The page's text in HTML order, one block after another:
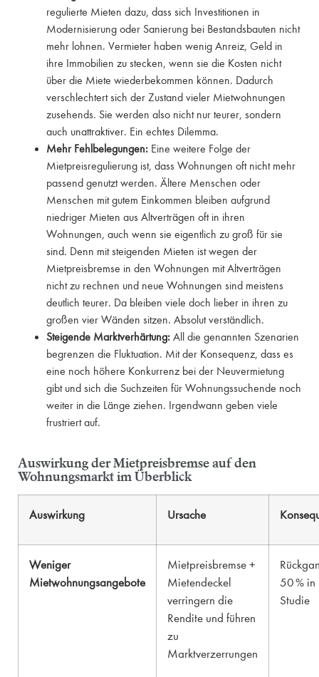
regulierte Mieten dazu, dass sich Investitionen in
Modernisierung oder Sanierung bei Bestandsbauten nicht
mehr lohnen. Vermieter haben wenig Anreiz, Geld in
ihre Immobilien zu stecken, wenn sie die Kosten nicht
über die Miete wiederbekommen können. Dadurch
verschlechtert sich der Zustand vieler Mietwohnungen
zusehends. Sie werden also nicht nur teurer, sondern
auch unattraktiver. Ein echtes Dilemma.
Mehr Fehlbelegungen: Eine weitere Folge der
Mietpreisregulierung ist, dass Wohnungen oft nicht mehr
passend genutzt werden. Ältere Menschen oder
Menschen mit gutem Einkommen bleiben aufgrund
niedriger Mieten aus Altverträgen oft in ihren
Wohnungen, auch wenn sie eigentlich zu groß für sie
sind. Denn mit steigenden Mieten ist wegen der
Mietpreisbremse in den Wohnungen mit Altverträgen
nicht zu rechnen und neue Wohnungen sind meistens
deutlich teurer. Da bleiben viele doch lieber in ihren zu
großen vier Wänden sitzen. Absolut verständlich.
Steigende Marktverhärtung: All die genannten Szenarien
begrenzen die Fluktuation. Mit der Konsequenz, dass es
eine noch höhere Konkurrenz bei der Neuvermietung
gibt und sich die Suchzeiten für Wohnungssuchende noch
weiter in die Länge ziehen. Irgendwann geben viele
frustriert auf.
Auswirkung der Mietpreisbremse auf den
Wohnungsmarkt im Überblick
Auswirkung Ursache
Weniger
Mietwohnungsangebote
Mietpreisbremse +
Mietendeckel
verringern die
Rendite und führen
zu
Marktverzerrungen
50 % in
Studie